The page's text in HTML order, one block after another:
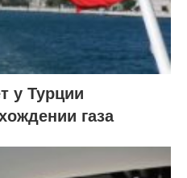
у Турции
газа